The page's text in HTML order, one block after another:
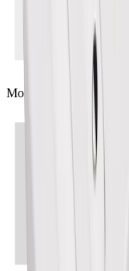
Montage